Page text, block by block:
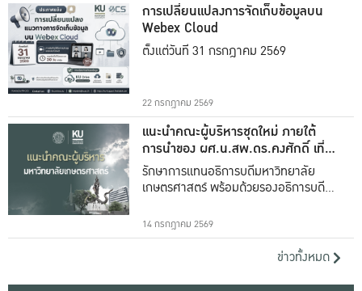
การเปลี่ยนแปลงการจัดเก็บข้อมูลบน
Webex Cloud
ตั้งแต่วันที่ 31 กรกฎาคม 2569
22 กรกฎาคม 2569
แนะนำคณะผู้บริหารชุดใหม่ ภายใต้
การนำของ ผศ.น.สพ.ดร.คงศักดิ์ เที่ยง
ธรรม
รักษาการแทนอธิการบดีมหาวิทยาลัย
เกษตรศาสตร์ พร้อมด้วยรองอธิการบดีทั้ง
14 กรกฎาคม 2569
ข่าวทั้งหมด